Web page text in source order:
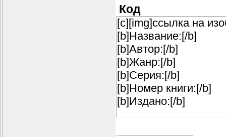
Код
[c][img]ссылка на
[b]Название:[/b]
[b]Автор:[/b]
[b]Жанр:[/b]
[b]Серия:[/b]
[b]Номер книги:[/b]
[b]Издано:[/b]